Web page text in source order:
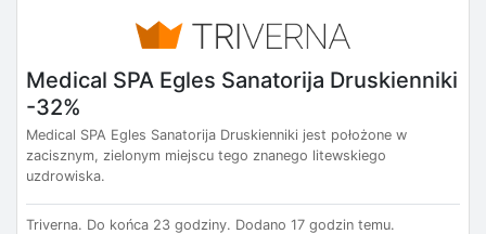
Medical SPA Egles Sanatorija Druskienniki
-32%
Medical SPA Egles Sanatorija Druskienniki jest położone w
zacisznym, zielonym miejscu tego znanego litewskiego
uzdrowiska.
Triverna. Do końca 23 godziny. Dodano 17 godzin temu.